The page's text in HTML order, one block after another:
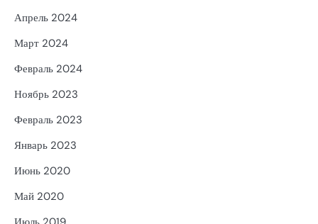
Апрель 2024
Март 2024
Февраль 2024
Ноябрь 2023
Февраль 2023
Январь 2023
Июнь 2020
Май 2020